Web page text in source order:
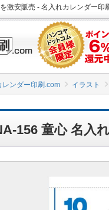
激安販売 - 名入れカレンダー印
レンダー印刷.com イラスト
156 童心 名入